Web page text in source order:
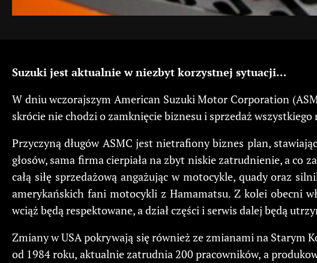
Suzuki jest aktualnie w niezbyt korzystnej sytuacji…
W dniu wczorajszym American Suzuki Motor Corporation
skrócie nie chodzi o zamknięcie biznesu i sprzedaż
Przyczyną długów ASMC jest nietrafiony biznes plan,
głosów, sama firma cierpiała na zbyt niskie zatrudnienie, a co
całą siłę sprzedażową angażując w motocykle, quady oraz
amerykańskich fani motocykli z Hamamatsu. Z kolei obecni
wciąż będą respektowane, a dział części i serwis dalej będą
Zmiany w USA pokrywają się również ze zmianami na Starym
od 1984 roku, aktualnie zatrudnia 200 pracowników, a